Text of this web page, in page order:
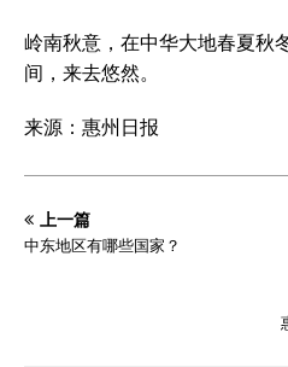
岭南秋意，在中华大地春夏秋
间，来去悠然。
来源：惠州日报
上一篇
中东地区有哪些国家？